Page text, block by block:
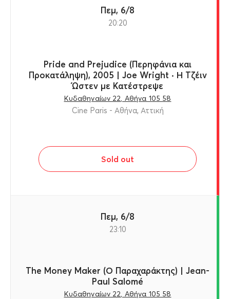
Πεμ, 6/8
20:20
Pride and Prejudice (Περηφάνια και
Προκατάληψη), 2005 | Joe Wright · Η Τζέιν
Ώστεν με Κατέστρεψε
Κυδαθηναίων 22, Αθήνα 105 58
Cine Paris - Αθήνα, Αττική
Sold out
Πεμ, 6/8
23:10
The Money Maker (Ο Παραχαράκτης) | Jean-
Paul Salomé
Κυδαθηναίων 22, Αθήνα 105 58